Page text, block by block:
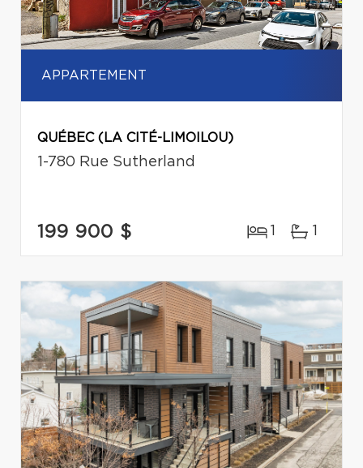
APPARTEMENT
QUÉBEC (LA CITÉ-LIMOILOU)
1-780 Rue Sutherland
199 900 $ 1 1